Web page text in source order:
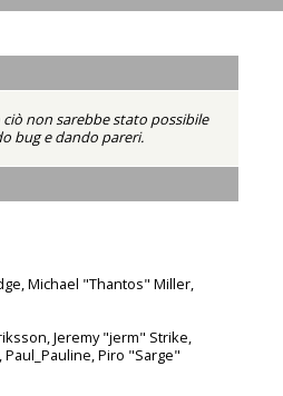
non sarebbe stato possibile
bug e dando pareri.
Michael "Thantos" Miller,
Jeremy "jerm" Strike,
Paul_Pauline, Piro "Sarge"